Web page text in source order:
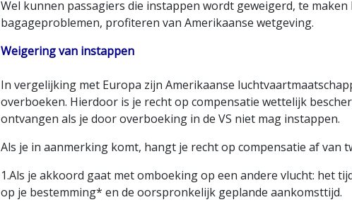
Wel kunnen passagiers die instappen wordt geweigerd, te
bagageproblemen, profiteren van Amerikaanse wetgeving.
Weigering van instappen
In vergelijking met Europa zijn Amerikaanse
overboeken. Hierdoor is je recht op compensatie wettelijk
ontvangen als je door overboeking in de VS niet mag instappen.
Als je in aanmerking komt, hangt je recht op compensatie af van
1.Als je akkoord gaat met omboeking op een andere vlucht: het
op je bestemming* en de oorspronkelijk geplande aankomsttijd.